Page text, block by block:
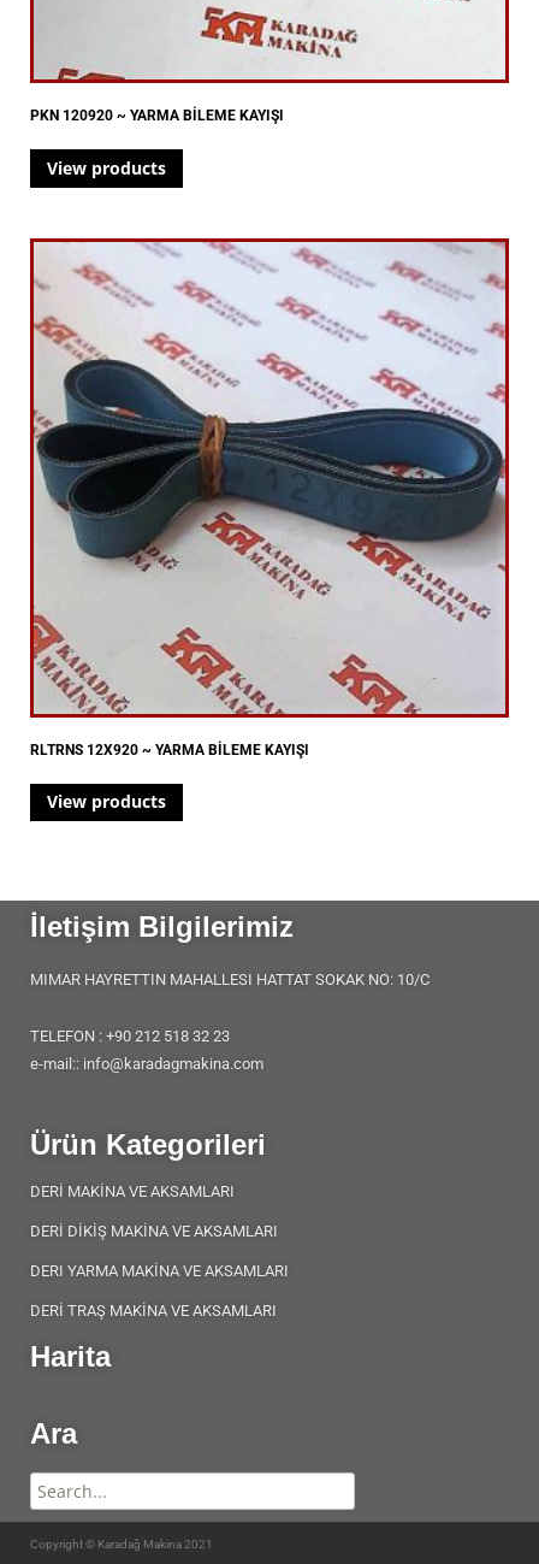
PKN 120920 ~ YARMA BİLEME KAYIŞI
View products
RLTRNS 12X920 ~ YARMA BİLEME KAYIŞI
View products
İletişim Bilgilerimiz
MIMAR HAYRETTIN MAHALLESI HATTAT SOKAK NO: 10/C
TELEFON : +90 212 518 32 23
e-mail:: info@karadagmakina.com
Ürün Kategorileri
DERİ MAKİNA VE AKSAMLARI
DERİ DİKİŞ MAKİNA VE AKSAMLARI
DERI YARMA MAKİNA VE AKSAMLARI
DERİ TRAŞ MAKİNA VE AKSAMLARI
Harita
Ara
Copyright © Karadağ Makina 2021